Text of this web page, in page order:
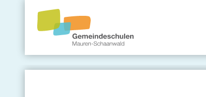
Gemeindeschule